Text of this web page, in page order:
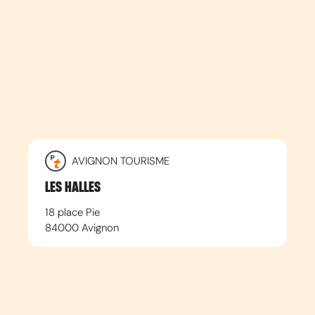
AVIGNON TOURISME
LES HALLES
18 place Pie
84000 Avignon